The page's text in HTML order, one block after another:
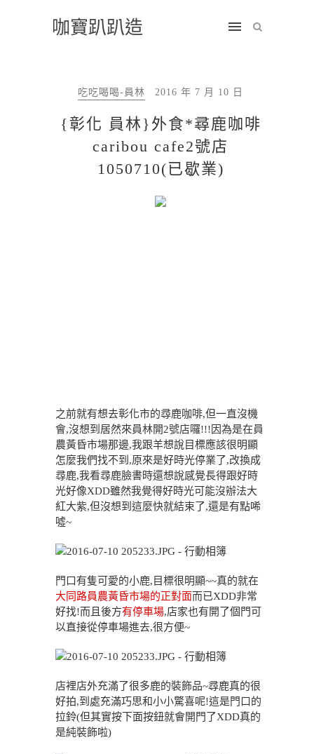
咖寶趴趴造
吃吃喝喝-員林 2016 年 7 月 10 日
{彰化 員林}外食*尋鹿咖啡
caribou cafe2號店
1050710(已歇業)
之前就有想去彰化市的尋鹿咖啡,但一直沒機
會,沒想到居然來員林開2號店囉!!!因為是在員
農黃昏市場那邊,我跟羊想說目標應該很明顯
怎麼我們找不到,原來是好時光停業了,改換成
尋鹿,我看尋鹿臉書時還想說感覺長得跟好時
光好像XDD雖然我覺得好時光可能沒辦法大
紅大紫,但沒想到這麼快就結束了,還是有點唏
噓~
門口有隻可愛的小鹿,目標很明顯~~真的就在
大同路員農黃昏市場的正對面而已XDD非常
好找!而且後方有停車場,店家也有開了個門可
以直接從停車場進去,很方便~
店裡店外充滿了很多鹿的裝飾品~尋鹿真的很
好拍,到處充滿巧思和小小驚喜呢!這是門口的
拉鈴(但其實按下面按鈕就會開門了XDD真的
是純裝飾啦)